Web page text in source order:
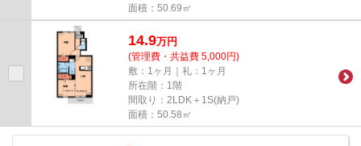
面積：50.69㎡
14.9万円
(管理費・共益費 5,000円)
敷：1ヶ月｜礼：1ヶ月
所在階：1階
間取り：2LDK＋1S(納戸)
面積：50.58㎡